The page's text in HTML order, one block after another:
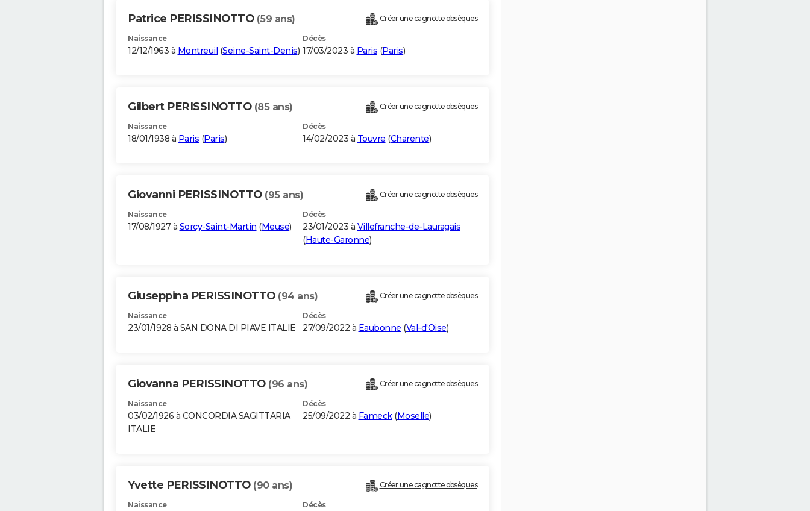
Patrice PERISSINOTTO (59 ans) Créer une cagnotte obsèques
Naissance
12/12/1963 à Montreuil (Seine-Saint-Denis)
Décès
17/03/2023 à Paris (Paris)
Gilbert PERISSINOTTO (85 ans) Créer une cagnotte obsèques
Naissance
18/01/1938 à Paris (Paris)
Décès
14/02/2023 à Touvre (Charente)
Giovanni PERISSINOTTO (95 ans) Créer une cagnotte obsèques
Naissance
17/08/1927 à Sorcy-Saint-Martin (Meuse)
Décès
23/01/2023 à Villefranche-de-Lauragais
(Haute-Garonne)
Giuseppina PERISSINOTTO (94 ans) Créer une cagnotte obsèques
Naissance
23/01/1928 à SAN DONA DI PIAVE ITALIE
Décès
27/09/2022 à Eaubonne (Val-d'Oise)
Giovanna PERISSINOTTO (96 ans) Créer une cagnotte obsèques
Naissance
03/02/1926 à CONCORDIA SAGITTARIA
ITALIE
Décès
25/09/2022 à Fameck(Moselle)
Yvette PERISSINOTTO (90 ans) Créer une cagnotte obsèques
Naissance Décès